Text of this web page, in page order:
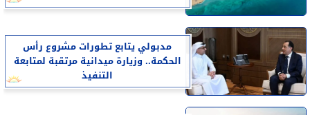
مدبولي يتابع تطورات مشروع رأس
الحكمة.. وزيارة ميدانية مرتقبة لمتابعة
التنفيذ